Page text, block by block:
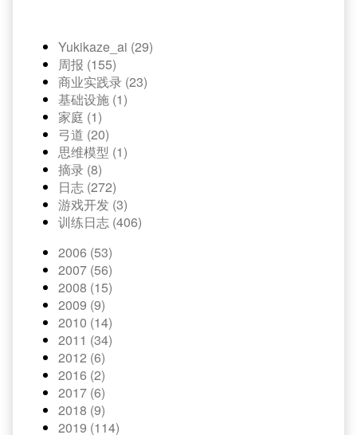
Yukikaze_ai (29)
周报 (155)
商业实践录 (23)
基础设施 (1)
家庭 (1)
弓道 (20)
思维模型 (1)
摘录 (8)
日志 (272)
游戏开发 (3)
训练日志 (406)
2006 (53)
2007 (56)
2008 (15)
2009 (9)
2010 (14)
2011 (34)
2012 (6)
2016 (2)
2017 (6)
2018 (9)
2019 (114)